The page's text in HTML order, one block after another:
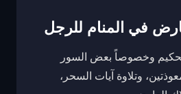
في المنام للرجل
وخصوصاً بعض السور
وتلاوة آيات السحر،